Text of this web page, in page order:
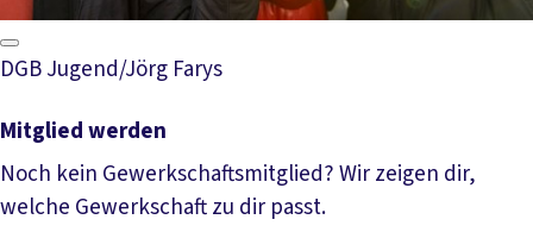
DGB Jugend/Jörg Farys
Mitglied werden
Noch kein Gewerkschaftsmitglied? Wir zeigen dir,
welche Gewerkschaft zu dir passt.